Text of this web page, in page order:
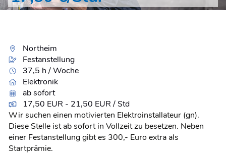
Northeim
Festanstellung
37,5 h / Woche
Elektronik
ab sofort
17,50 EUR - 21,50 EUR / Std
Wir suchen einen motivierten Elektroinstallateur (gn).
Diese Stelle ist ab sofort in Vollzeit zu besetzen. Neben
einer Festanstellung gibt es 300,- Euro extra als
Startprämie.